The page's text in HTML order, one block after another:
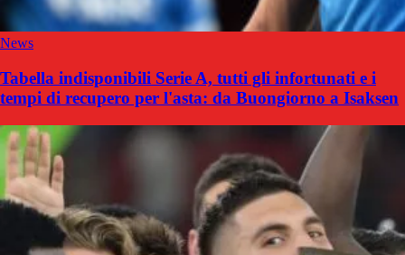
News
Tabella indisponibili Serie A, tutti gli infortunati e i
tempi di recupero per l'asta: da Buongiorno a Isaksen